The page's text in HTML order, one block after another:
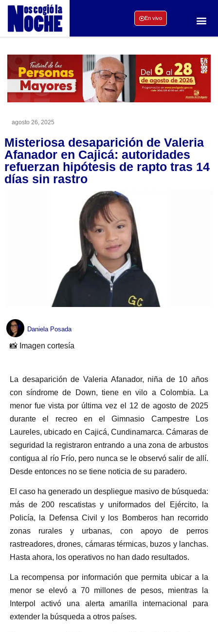
En vivo
agosto 26, 2025
Misteriosa desaparición de Valeria
Afanador en Cajicá: autoridades
refuerzan hipótesis de rapto tras 14
días sin rastro
Daniela Posada
📸 Imagen cortesía
La desaparición de Valeria Afanador, niña de 10 años
con síndrome de Down, tiene en vilo a Colombia. La
menor fue vista por última vez el 12 de agosto de 2025
durante el recreo en el Gimnasio Campestre Los
Laureles, ubicado en Cajicá, Cundinamarca. Cámaras de
seguridad la registraron entrando a una zona de arbustos
contigua al río Frío, pero nunca se le observó salir de allí.
Desde entonces no se tiene noticia de su paradero.
El caso ha generado un despliegue masivo de búsqueda:
más de 200 rescatistas y uniformados del Ejército, la
Policía, la Defensa Civil y los Bomberos han recorrido
zonas rurales y urbanas, con apoyo de perros
rastreadores, drones, cámaras térmicas, buzos y lanchas.
Hasta ahora, los operativos no han dado resultados.
La recompensa por información que permita ubicar a la
menor se elevó a 70 millones de pesos, mientras la
Interpol activó una alerta amarilla internacional para
extender la búsqueda a otros países.